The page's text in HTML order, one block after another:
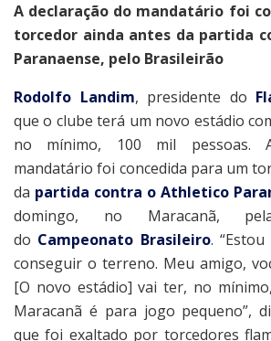
A declaração do mandatário foi
torcedor ainda antes da partida
Paranaense, pelo Brasileirão
Rodolfo Landim, presidente do
que o clube terá um novo estádio
no mínimo, 100 mil pessoas.
mandatário foi concedida para um
da partida contra o Athletico
domingo, no Maracanã,
do Campeonato Brasileiro.
conseguir o terreno. Meu amigo,
[O novo estádio] vai ter, no
Maracanã é para jogo pequeno”,
que foi exaltado por torcedores